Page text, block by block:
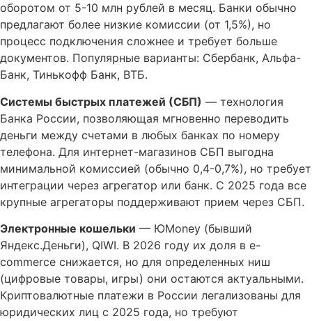
оборотом от 5-10 млн рублей в месяц. Банки обычно
предлагают более низкие комиссии (от 1,5%), но
процесс подключения сложнее и требует больше
документов. Популярные варианты: Сбербанк, Альфа-
Банк, Тинькофф Банк, ВТБ.
Системы быстрых платежей (СБП) — технология
Банка России, позволяющая мгновенно переводить
деньги между счетами в любых банках по номеру
телефона. Для интернет-магазинов СБП выгодна
минимальной комиссией (обычно 0,4-0,7%), но требует
интеграции через агрегатор или банк. С 2025 года все
крупные агрегаторы поддерживают прием через СБП.
Электронные кошельки — ЮMoney (бывший
Яндекс.Деньги), QIWI. В 2026 году их доля в e-
commerce снижается, но для определенных ниш
(цифровые товары, игры) они остаются актуальными.
Криптовалютные платежи в России легализованы для
юридических лиц с 2025 года, но требуют